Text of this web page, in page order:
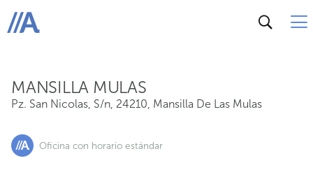
ABANCA
MANSILLA MULAS
Pz. San Nicolas, S/n, 24210, Mansilla De Las Mulas
Oficina con horario estándar
Pz. San Nicolas, S/n, 24210, Mansilla De Las Mulas